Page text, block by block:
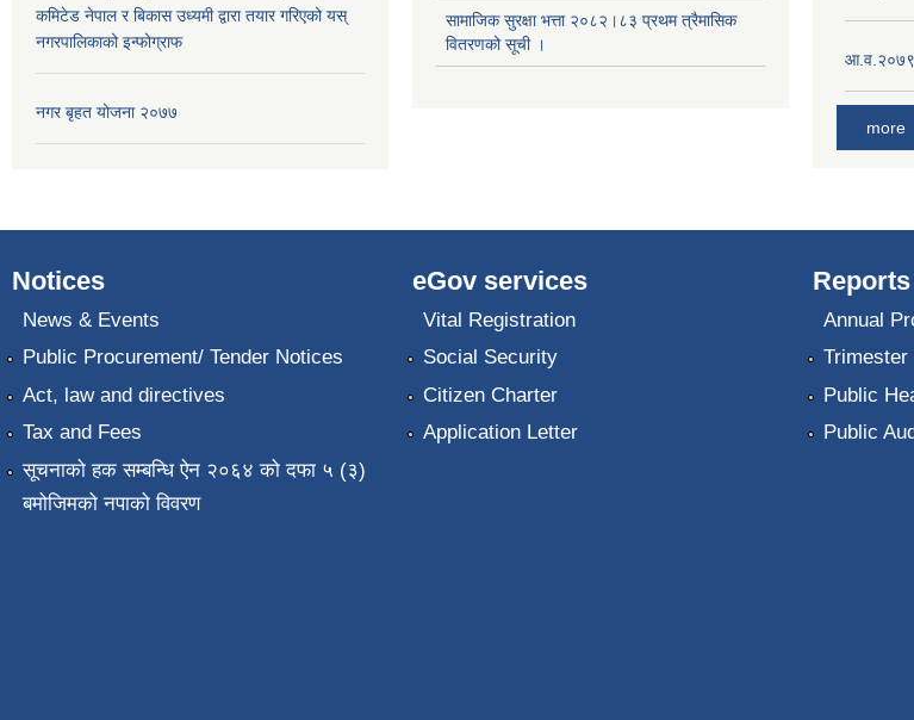
कमिटेड नेपाल र बिकास उध्यमी द्वारा तयार गरिएको यस्
नगरपालिकाको इन्फोग्राफ
नगर बृहत योजना २०७७
सामाजिक सुरक्षा भत्ता २०८२।८३ प्रथम त्रैमासिक
वितरणको सूची ।
आ.व.२०७९-
more
Notices
News & Events
Public Procurement/ Tender Notices
Act, law and directives
Tax and Fees
सूचनाको हक सम्बन्धि ऐन २०६४ को दफा ५ (३)
बमोजिमको नपाको विवरण
eGov services
Vital Registration
Social Security
Citizen Charter
Application Letter
Reports
Annual
Trimester
Public
Public